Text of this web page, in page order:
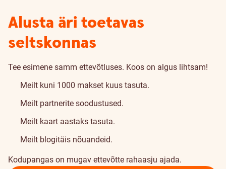
Alusta äri toetavas
seltskonnas
Tee esimene samm ettevõtluses. Koos on algus lihtsam!
Meilt kuni 1000 makset kuus tasuta.
Meilt partnerite soodustused.
Meilt kaart aastaks tasuta.
Meilt blogitäis nõuandeid.
Kodupangas on mugav ettevõtte rahaasju ajada.